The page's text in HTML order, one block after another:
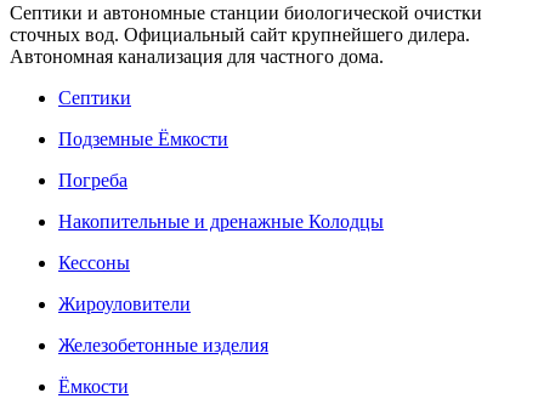
Cептики и автономные станции биологической очистки
сточных вод. Официальный сайт крупнейшего дилера.
Автономная канализация для частного дома.
Септики
Подземные Ёмкости
Погреба
Накопительные и дренажные Колодцы
Кессоны
Жироуловители
Железобетонные изделия
Ёмкости